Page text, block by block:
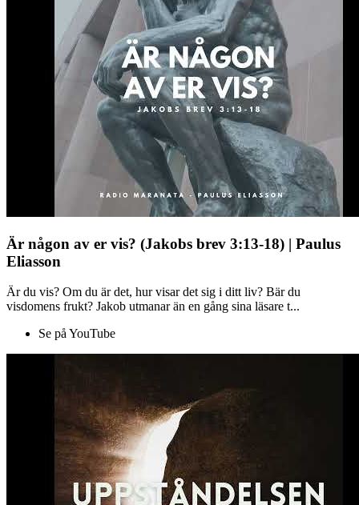
Är någon av er vis? (Jakobs brev 3:13-18) | Paulus
Eliasson
Är du vis? Om du är det, hur visar det sig i ditt liv? Bär du
visdomens frukt? Jakob utmanar än en gång sina läsare t...
Se på YouTube